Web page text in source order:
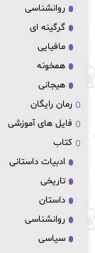
روانشناسی
گرگینه ای
مافیایی
همخونه
هیجانی
رمان رایگان
فایل های آموزشی
کتاب
ادبیات داستانی
تاریخی
داستان
روانشناسی
سیاسی